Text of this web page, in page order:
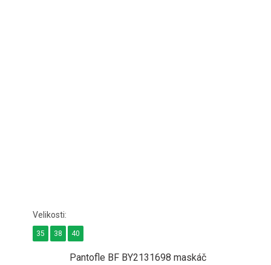
Pantofle BF BY2131698 maskáč
35 38 40